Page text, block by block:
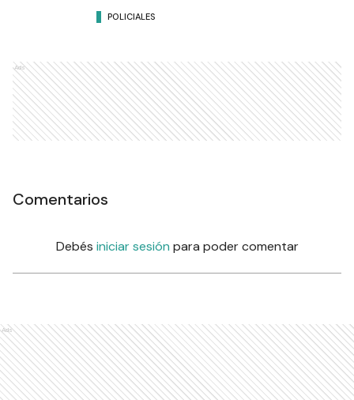
POLICIALES
Ads
Comentarios
Debés iniciar sesión para poder comentar
Ads